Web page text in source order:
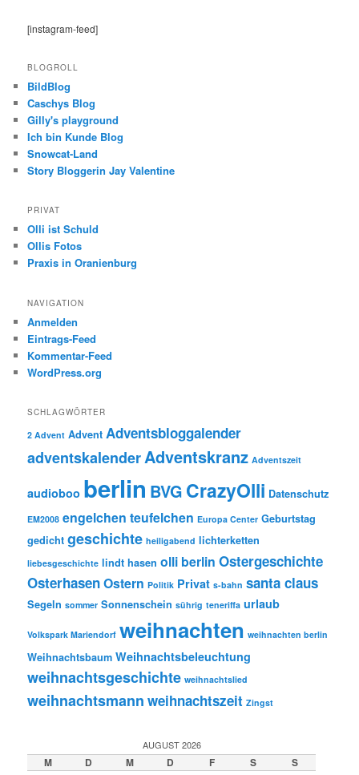
[instagram-feed]
BLOGROLL
BildBlog
Caschys Blog
Gilly's playground
Ich bin Kunde Blog
Snowcat-Land
Story Bloggerin Jay Valentine
PRIVAT
Olli ist Schuld
Ollis Fotos
Praxis in Oranienburg
NAVIGATION
Anmelden
Eintrags-Feed
Kommentar-Feed
WordPress.org
SCHLAGWÖRTER
2 Advent Advent Adventsbloggalender
adventskalenderAdventskranz Adventszeit
audioboo berlin BVG CrazyOlli Datenschutz
EM2008 engelchen teufelchen Europa Center Geburtstag
gedicht geschichte heiligabend lichterketten
liebesgeschichte lindt hasen olli berlin Ostergeschichte
OsterhasenOstern Politik Privat s-bahn santa claus
Segeln sommer Sonnenschein sührig teneriffa urlaub
Volkspark Mariendorf weihnachten weihnachten berlin
Weihnachtsbaum Weihnachtsbeleuchtung
weihnachtsgeschichte weihnachtslied
weihnachtsmann weihnachtszeit Zingst
AUGUST 2026
M D M D F S S